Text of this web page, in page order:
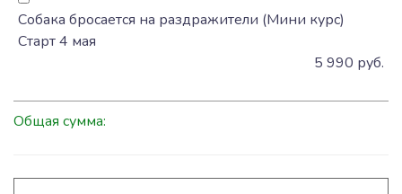
Собака бросается на раздражители (Мини курс)
Старт 4 мая
5 990 руб.
Общая сумма: